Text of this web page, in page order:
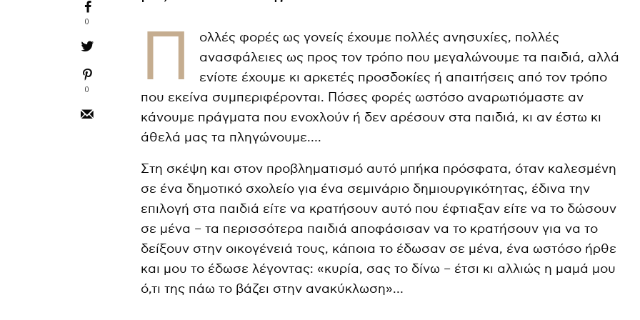
0
0 Π
ολλές φορές ως γονείς έχουμε πολλές ανησυχίες, πολλές
ανασφάλειες ως προς τον τρόπο που μεγαλώνουμε τα παιδιά, αλλά
ενίοτε έχουμε κι αρκετές προσδοκίες ή απαιτήσεις από τον τρόπο
που εκείνα συμπεριφέρονται. Πόσες φορές ωστόσο αναρωτιόμαστε αν
κάνουμε πράγματα που ενοχλούν ή δεν αρέσουν στα παιδιά, κι αν έστω κι
άθελά μας τα πληγώνουμε….
Στη σκέψη και στον προβληματισμό αυτό μπήκα πρόσφατα, όταν καλεσμένη
σε ένα δημοτικό σχολείο για ένα σεμινάριο δημιουργικότητας, έδινα την
επιλογή στα παιδιά είτε να κρατήσουν αυτό που έφτιαξαν είτε να το δώσουν
σε μένα – τα περισσότερα παιδιά αποφάσισαν να το κρατήσουν για να το
δείξουν στην οικογένειά τους, κάποια το έδωσαν σε μένα, ένα ωστόσο ήρθε
και μου το έδωσε λέγοντας: «κυρία, σας το δίνω – έτσι κι αλλιώς η μαμά μου
ό,τι της πάω το βάζει στην ανακύκλωση»…